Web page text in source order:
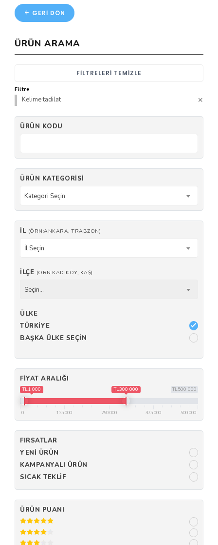
GERI DÖN
ÜRÜN ARAMA
FILTRELERI TEMIZLE
Filtre
Kelime tadilat
ÜRÜN KODU
ÜRÜN KATEGORISI
Kategori Seçin
İL (ÖRN:ANKARA, TRABZON)
İl Seçin
İLÇE (ÖRN:KADIKÖY, KAŞ)
Seçin...
ÜLKE
TÜRKIYE
BAŞKA ÜLKE SEÇIN
FIYAT ARALIĞI
TL500 000
TL1 000 TL300 000
0 125 000 250 000 375 000 500 000
FIRSATLAR
YENI ÜRÜN
KAMPANYALI ÜRÜN
SICAK TEKLIF
ÜRÜN PUANI